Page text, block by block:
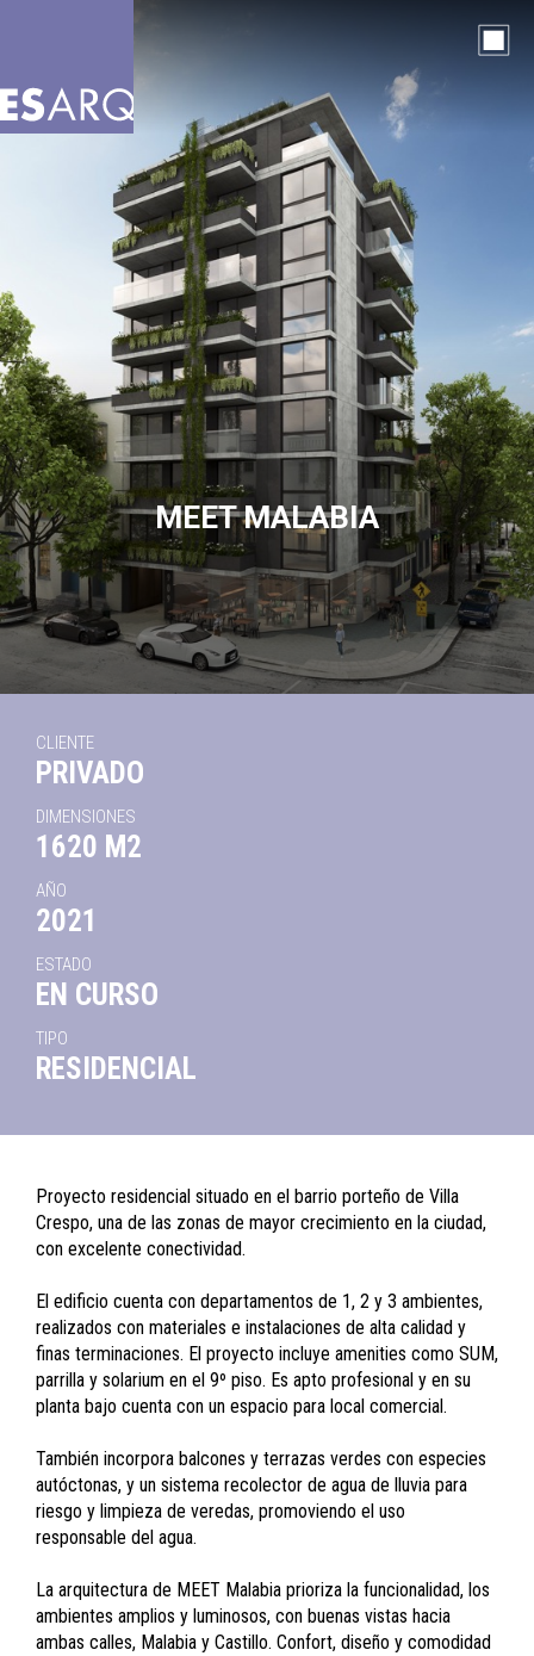
MEET MALABIA
CLIENTE
PRIVADO
DIMENSIONES
1620 M2
AÑO
2021
ESTADO
EN CURSO
TIPO
RESIDENCIAL
Proyecto residencial situado en el barrio porteño de Villa
Crespo, una de las zonas de mayor crecimiento en la ciudad,
con excelente conectividad.
El edificio cuenta con departamentos de 1, 2 y 3 ambientes,
realizados con materiales e instalaciones de alta calidad y
finas terminaciones. El proyecto incluye amenities como SUM,
parrilla y solarium en el 9º piso. Es apto profesional y en su
planta bajo cuenta con un espacio para local comercial.
También incorpora balcones y terrazas verdes con especies
autóctonas, y un sistema recolector de agua de lluvia para
riesgo y limpieza de veredas, promoviendo el uso
responsable del agua.
La arquitectura de MEET Malabia prioriza la funcionalidad, los
ambientes amplios y luminosos, con buenas vistas hacia
ambas calles, Malabia y Castillo. Confort, diseño y comodidad